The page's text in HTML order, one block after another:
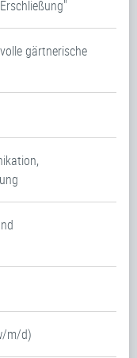
gärtnerische
m/d)